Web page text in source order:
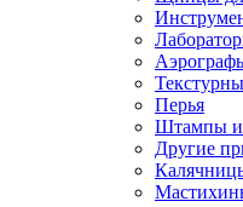
Перья
Штампы
Другие